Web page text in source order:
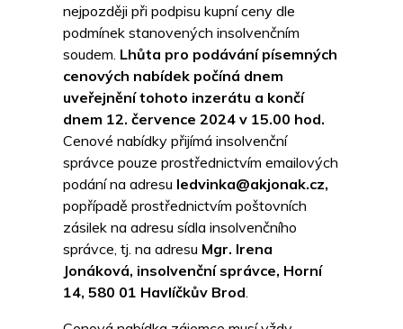
nejpozději při podpisu kupní ceny dle
podmínek stanovených insolvenčním
soudem. Lhůta pro podávání písemných
cenových nabídek počíná dnem
uveřejnění tohoto inzerátu a končí
dnem 12. července 2024 v 15.00 hod.
Cenové nabídky přijímá insolvenční
správce pouze prostřednictvím emailových
podání na adresu ledvinka@akjonak.cz,
popřípadě prostřednictvím poštovních
zásilek na adresu sídla insolvenčního
správce, tj. na adresu Mgr. Irena
Jonáková, insolvenční správce, Horní
14, 580 01 Havlíčkův Brod.